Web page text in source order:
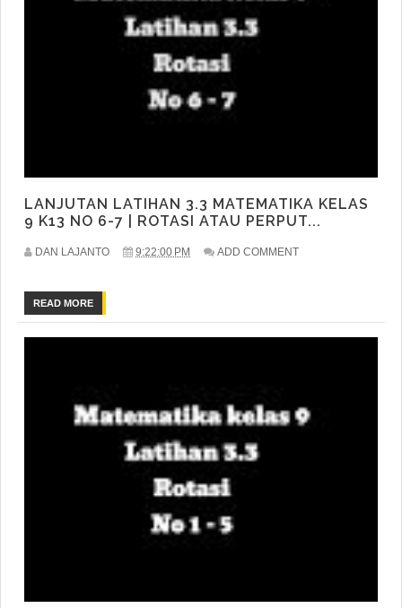
LANJUTAN LATIHAN 3.3 MATEMATIKA KELAS
9 K13 NO 6-7 | ROTASI ATAU PERPUT...
DAN LAJANTO 9:22:00 PM ADD COMMENT
READ MORE